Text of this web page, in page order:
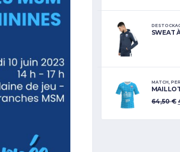
SWEAT
MATCH,
64,50€